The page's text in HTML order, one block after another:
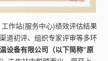
作站(服务中心)绩效评估结果
道初评、组织专家评审等多环
设备有限公司（以下简称“原